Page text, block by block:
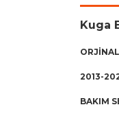
Kuga
2013-
BAKIM